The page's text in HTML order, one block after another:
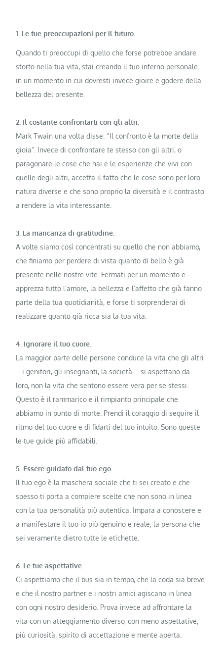
1. Le tue preoccupazioni per il futuro.
Quando ti preoccupi di quello che forse potrebbe andare
storto nella tua vita, stai creando il tuo inferno personale
in un momento in cui dovresti invece gioire e godere della
bellezza del presente.
2. Il costante confrontarti con gli altri.
Mark Twain una volta disse: “Il confronto è la morte della
gioia”. Invece di confrontare te stesso con gli altri, o
paragonare le cose che hai e le esperienze che vivi con
quelle degli altri, accetta il fatto che le cose sono per loro
natura diverse e che sono proprio la diversità e il contrasto
a rendere la vita interessante.
3. La mancanza di gratitudine.
A volte siamo così concentrati su quello che non abbiamo,
che finiamo per perdere di vista quanto di bello è già
presente nelle nostre vite. Fermati per un momento e
apprezza tutto l’amore, la bellezza e l’affetto che già fanno
parte della tua quotidianità, e forse ti sorprenderai di
realizzare quanto già ricca sia la tua vita.
4. Ignorare il tuo cuore.
La maggior parte delle persone conduce la vita che gli altri
– i genitori, gli insegnanti, la società – si aspettano da
loro, non la vita che sentono essere vera per se stessi.
Questo è il rammarico e il rimpianto principale che
abbiamo in punto di morte. Prendi il coraggio di seguire il
ritmo del tuo cuore e di fidarti del tuo intuito. Sono queste
le tue guide più affidabili.
5. Essere guidato dal tuo ego.
Il tuo ego è la maschera sociale che ti sei creato e che
spesso ti porta a compiere scelte che non sono in linea
con la tua personalità più autentica. Impara a conoscere e
a manifestare il tuo io più genuino e reale, la persona che
sei veramente dietro tutte le etichette.
6. Le tue aspettative.
Ci aspettiamo che il bus sia in tempo, che la coda sia breve
e che il nostro partner e i nostri amici agiscano in linea
con ogni nostro desiderio. Prova invece ad affrontare la
vita con un atteggiamento diverso, con meno aspettative,
più curiosità, spirito di accettazione e mente aperta.